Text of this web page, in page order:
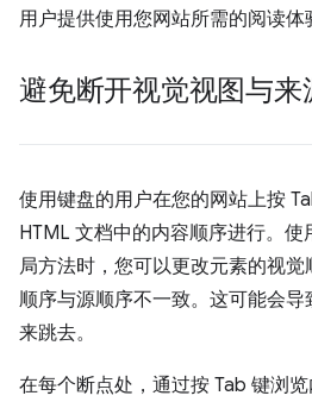
用户提供使用您网站所需的阅读体
避免断开视觉视图与来
使用键盘的用户在您的网站上按
HTML 文档中的内容顺序进行。使
局方法时，您可以更改元素的视
顺序与源顺序不一致。这可能会
来跳去。
在每个断点处，通过按 Tab 键浏